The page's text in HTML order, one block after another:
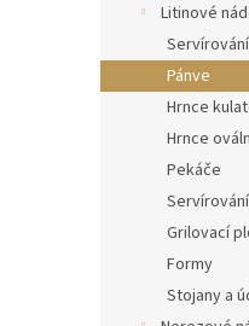
e
l
Litinové
Pánve
Hrnce
Hrnce
Pekáče
Servírování
Grilovací
Formy
Stojany a